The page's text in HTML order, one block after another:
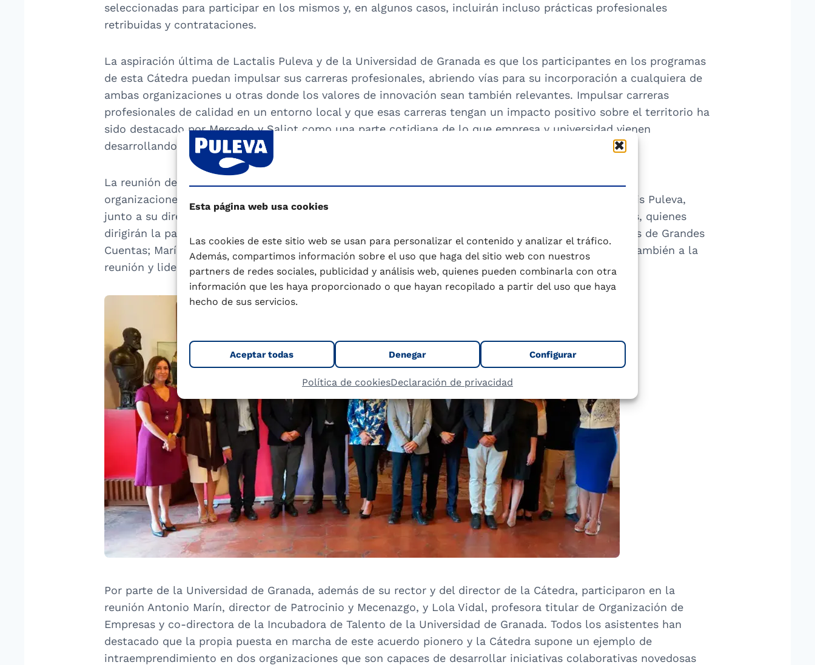
Esta página web usa cookies
Las cookies de este sitio web se usan para personalizar el contenido y analizar el tráfico.
Además, compartimos información sobre el uso que haga del sitio web con nuestros
partners de redes sociales, publicidad y análisis web, quienes pueden combinarla con otra
información que les haya proporcionado o que hayan recopilado a partir del uso que haya
hecho de sus servicios.
Aceptar todas Denegar Configurar
Política de cookiesDeclaración de privacidad
seleccionadas para participar en los mismos y, en algunos casos, incluirán incluso prácticas profesionales
retribuidas y contrataciones.
La aspiración última de Lactalis Puleva y de la Universidad de Granada es que los participantes en los programas
de esta Cátedra puedan impulsar sus carreras profesionales, abriendo vías para su incorporación a cualquiera de
ambas organizaciones u otras donde los valores de innovación sean también relevantes. Impulsar carreras
profesionales de calidad en un entorno local y que esas carreras tengan un impacto positivo sobre el territorio ha
sido destacado por Mercado y Saliot como una parte cotidiana de lo que empresa y universidad vienen
desarrollando y de lo que ahora pretenden impulsar con la Cátedra que se pone en marcha.
La reunión de esta mañana contó con la participación de una cualificada representación de ambas
organizaciones que trataron detalles sobre el desarrollo de las actividades de la Cátedra. Por Lactalis Puleva,
junto a su director general, estuvo presente Sonia Rodríguez Muriel, directora de Recursos Humanos, quienes
dirigirán la participación de la empresa en la Cátedra. Además, Estefanía Moreno, directora de Ventas de Grandes
Cuentas; María Reyes, HR Business Partner, y Jorge Oliva, responsable de Comunicación, asistieron también a la
reunión y liderarán el seguimiento de las actividades de la Cátedra.
Por parte de la Universidad de Granada, además de su rector y del director de la Cátedra, participaron en la
reunión Antonio Marín, director de Patrocinio y Mecenazgo, y Lola Vidal, profesora titular de Organización de
Empresas y co-directora de la Incubadora de Talento de la Universidad de Granada. Todos los asistentes han
destacado que la propia puesta en marcha de este acuerdo pionero y la Cátedra supone un ejemplo de
intraemprendimiento en dos organizaciones que son capaces de desarrollar iniciativas colaborativas novedosas